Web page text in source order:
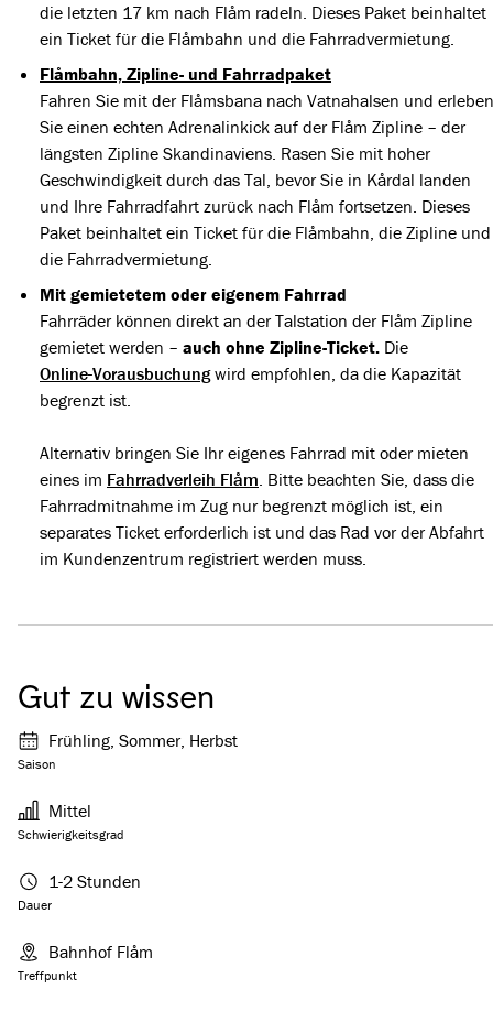
die letzten 17 km nach Flåm radeln. Dieses Paket beinhaltet
ein Ticket für die Flåmbahn und die Fahrradvermietung.
Flåmbahn, Zipline- und Fahrradpaket
Fahren Sie mit der Flåmsbana nach Vatnahalsen und erleben
Sie einen echten Adrenalinkick auf der Flåm Zipline – der
längsten Zipline Skandinaviens. Rasen Sie mit hoher
Geschwindigkeit durch das Tal, bevor Sie in Kårdal landen
und Ihre Fahrradfahrt zurück nach Flåm fortsetzen. Dieses
Paket beinhaltet ein Ticket für die Flåmbahn, die Zipline und
die Fahrradvermietung.
Mit gemietetem oder eigenem Fahrrad
Fahrräder können direkt an der Talstation der Flåm Zipline
gemietet werden – auch ohne Zipline-Ticket. Die
Online-Vorausbuchungwird empfohlen, da die Kapazität
begrenzt ist.
Alternativ bringen Sie Ihr eigenes Fahrrad mit oder mieten
eines im Fahrradverleih Flåm. Bitte beachten Sie, dass die
Fahrradmitnahme im Zug nur begrenzt möglich ist, ein
separates Ticket erforderlich ist und das Rad vor der Abfahrt
im Kundenzentrum registriert werden muss.
Gut zu wissen
Saison
Frühling, Sommer, Herbst
Schwierigkeitsgrad
Mittel
Dauer
1-2 Stunden
Treffpunkt
Bahnhof Flåm